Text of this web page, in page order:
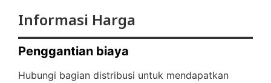
Informasi Harga
Penggantian biaya
Hubungi bagian distribusi untuk mendapatkan